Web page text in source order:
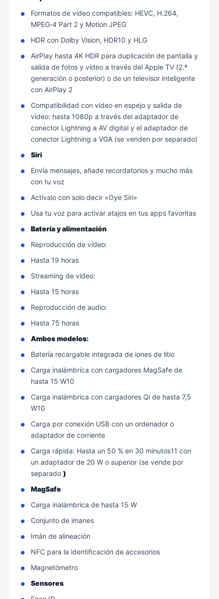
Formatos de vídeo compatibles: HEVC, H.264,
MPEG‑4 Part 2 y Motion JPEG
HDR con Dolby Vision, HDR10 y HLG
AirPlay hasta 4K HDR para duplicación de pantalla y
salida de fotos y vídeo a través del Apple TV (2.ª
generación o posterior) o de un televisor inteligente
con AirPlay 2
Compatibilidad con vídeo en espejo y salida de
vídeo: hasta 1080p a través del adaptador de
conector Lightning a AV digital y el adaptador de
conector Lightning a VGA (se venden por separado)
Siri
Envía mensajes, añade recordatorios y mucho más
con tu voz
Actívalo con solo decir «Oye Siri»
Usa tu voz para activar atajos en tus apps favoritas
Batería y alimentación
Reproducción de vídeo:
Hasta 19 horas
Streaming de vídeo:
Hasta 15 horas
Reproducción de audio:
Hasta 75 horas
Ambos modelos:
Batería recargable integrada de iones de litio
Carga inalámbrica con cargadores MagSafe de
hasta 15 W10
Carga inalámbrica con cargadores Qi de hasta 7,5
W10
Carga por conexión USB con un ordenador o
adaptador de corriente
Carga rápida: Hasta un 50 % en 30 minutos11 con
un adaptador de 20 W o superior (se vende por
separado )
MagSafe
Carga inalámbrica de hasta 15 W
Conjunto de imanes
Imán de alineación
NFC para la identificación de accesorios
Magnetómetro
Sensores